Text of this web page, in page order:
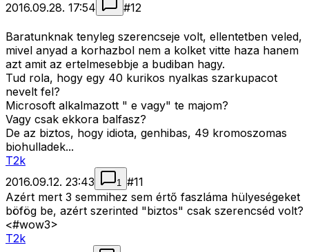
2016.09.28. 17:54
#12
Baratunknak tenyleg szerencseje volt, ellentetben veled,
mivel anyad a korhazbol nem a kolket vitte haza hanem
azt amit az ertelmesebbje a budiban hagy.
Tud rola, hogy egy 40 kurikos nyalkas szarkupacot
nevelt fel?
Microsoft alkalmazott " e vagy" te majom?
Vagy csak ekkora balfasz?
De az biztos, hogy idiota, genhibas, 49 kromoszomas
biohulladek...
T2k
2016.09.12. 23:43
1 #11
Azért mert 3 semmihez sem értő faszláma hülyeségeket
böfög be, azért szerinted "biztos" csak szerencséd volt?
<#wow3>
T2k